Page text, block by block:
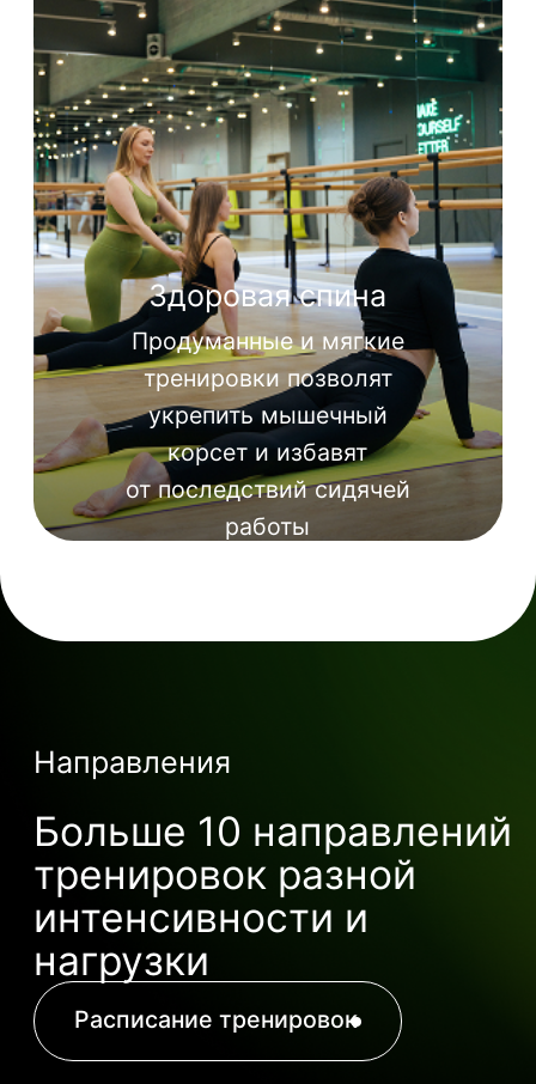
Пилатес
Мягкая
тренировка
Записаться на
тренировку
На пробном занятии тренер проведёт
диагностику вашей физической
подготовки, обсудит цели занятий и
составит индивидуальный план
Персональные
тренировки
Индивидуальный план
Поддержка 24 /
7
питанию